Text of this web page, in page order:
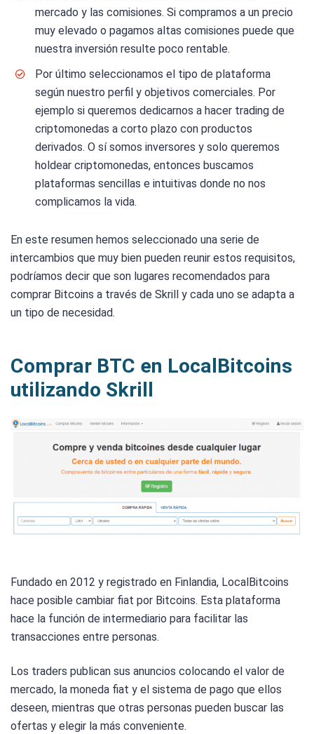
mercado y las comisiones. Si compramos a un precio
muy elevado o pagamos altas comisiones puede que
nuestra inversión resulte poco rentable.
Por último seleccionamos el tipo de plataforma
según nuestro perfil y objetivos comerciales. Por
ejemplo si queremos dedicarnos a hacer trading de
criptomonedas a corto plazo con productos
derivados. O sí somos inversores y solo queremos
holdear criptomonedas, entonces buscamos
plataformas sencillas e intuitivas donde no nos
complicamos la vida.
En este resumen hemos seleccionado una serie de
intercambios que muy bien pueden reunir estos requisitos,
podríamos decir que son lugares recomendados para
comprar Bitcoins a través de Skrill y cada uno se adapta a
un tipo de necesidad.
Comprar BTC en LocalBitcoins
utilizando Skrill
Fundado en 2012 y registrado en Finlandia, LocalBitcoins
hace posible cambiar fiat por Bitcoins. Esta plataforma
hace la función de intermediario para facilitar las
transacciones entre personas.
Los traders publican sus anuncios colocando el valor de
mercado, la moneda fiat y el sistema de pago que ellos
deseen, mientras que otras personas pueden buscar las
ofertas y elegir la más conveniente.